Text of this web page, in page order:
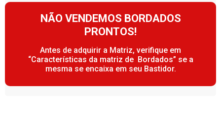
NÃO VENDEMOS BORDADOS
PRONTOS!
Antes de adquirir a Matriz, verifique em
“Características da matriz de Bordados” se a
mesma se encaixa em seu Bastidor.